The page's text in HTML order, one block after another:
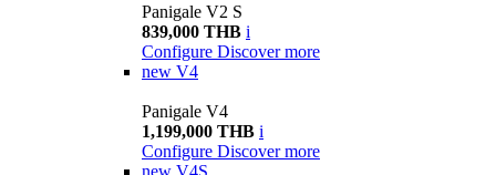
Panigale V2 S
839,000 THB i
Configure Discover more
new V4
Panigale V4
1,199,000 THB i
Configure Discover more
new V4S